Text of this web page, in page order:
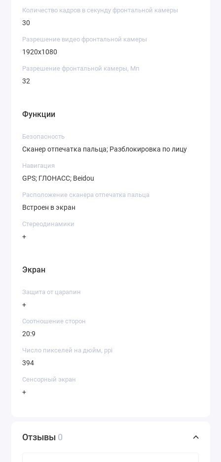
Количество кадров в секунду фронтальной камеры
30
Разрешение видео фронтальной камеры
1920х1080
Разрешение фронтальной камеры, Мп
32
Функции
Безопасность
Сканер отпечатка пальца; Разблокировка по лицу
Навигация
GPS; ГЛОНАСС; Beidou
Расположение сканера отпечатка пальца
Встроен в экран
Стереодинамики
+
Экран
Защита от царапин
+
Соотношение сторон
20:9
Число пикселей на дюйм, ppi
394
Сенсорный экран
+
Отзывы 0